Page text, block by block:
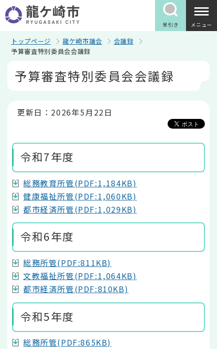
の
ペ
早引き メニュー
トップページ 龍ケ崎市議会
会議録
予算審査特別委員会会議録
予算審査特別委員会会議録
更新日：2026年5月22日
令和7年度
総務教育所管(PDF:1,184KB)
健康福祉所管(PDF:1,060KB)
都市経済所管(PDF:1,029KB)
令和6年度
総務所管(PDF:811KB)
文教福祉所管(PDF:1,064KB)
都市経済所管(PDF:810KB)
令和5年度
総務所管(PDF:865KB)